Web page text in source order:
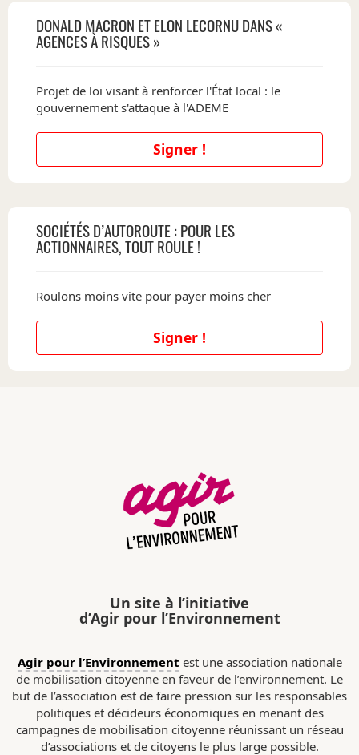
DONALD MACRON ET ELON LECORNU DANS «
AGENCES À RISQUES »
Projet de loi visant à renforcer l'État local : le
gouvernement s'attaque à l'ADEME
Signer !
SOCIÉTÉS D’AUTOROUTE : POUR LES
ACTIONNAIRES, TOUT ROULE !
Roulons moins vite pour payer moins cher
Signer !
Un site à l’initiative
d’Agir pour l’Environnement
Agir pour l’Environnement est une association nationale
de mobilisation citoyenne en faveur de l’environnement. Le
but de l’association est de faire pression sur les responsables
politiques et décideurs économiques en menant des
campagnes de mobilisation citoyenne réunissant un réseau
d’associations et de citoyens le plus large possible.